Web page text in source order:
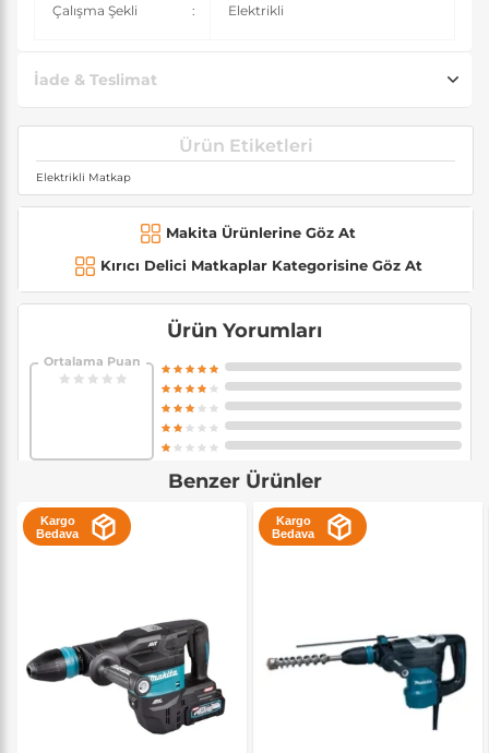
Çalışma Şekli : Elektrikli
İade & Teslimat
Ürün Etiketleri
Elektrikli Matkap
Makita Ürünlerine Göz At
Kırıcı Delici Matkaplar Kategorisine Göz At
Ürün Yorumları
Ortalama Puan
Benzer Ürünler
Kargo
Bedava
Kargo
Bedava